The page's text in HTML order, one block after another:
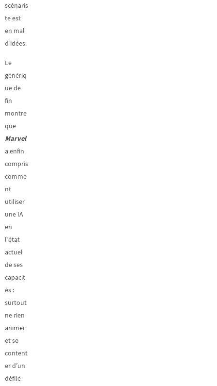
scénaris
te est
en mal
d’idées.
Le
génériq
ue de
fin
montre
que
Marvel
a enfin
compris
comme
nt
utiliser
une IA
en
l’état
actuel
de ses
capacit
és :
surtout
ne rien
animer
et se
content
er d’un
défilé